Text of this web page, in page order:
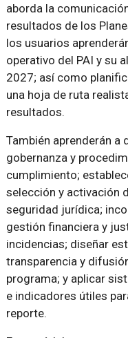
aborda la
resultados de los
los usuarios
operativo del PAI y su
2027; así como
una hoja de ruta
resultados.
También aprenderán a
gobernanza y
cumplimiento;
selección y activación
seguridad jurídica;
gestión financiera y
incidencias; diseñar
transparencia y
programa; y aplicar
e indicadores útiles
reporte.